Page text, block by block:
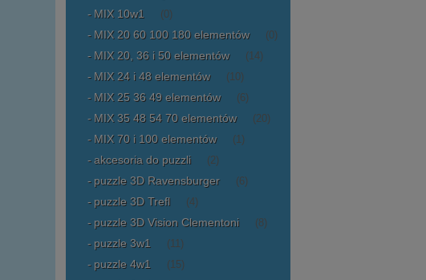
MIX 10w1 (0)
MIX 20 60 100 180 elementów (0)
MIX 20, 36 i 50 elementów (14)
MIX 24 i 48 elementów (10)
MIX 25 36 49 elementów (6)
MIX 35 48 54 70 elementów (20)
MIX 70 i 100 elementów (1)
akcesoria do puzzli (2)
puzzle 3D Ravensburger (6)
puzzle 3D Trefl (4)
puzzle 3D Vision Clementoni (8)
puzzle 3w1 (11)
puzzle 4w1 (15)